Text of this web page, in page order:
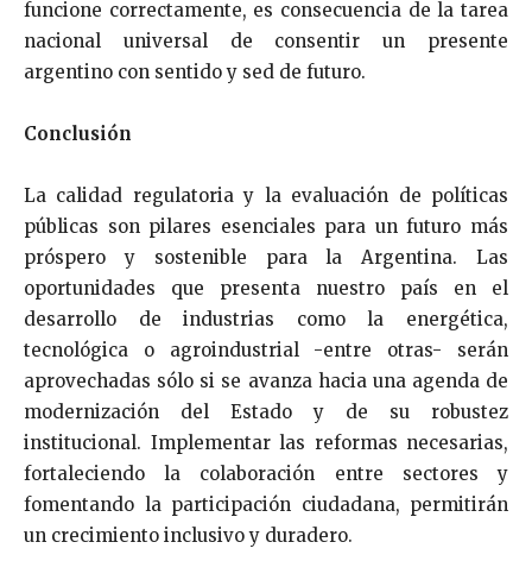
funcione correctamente, es consecuencia de la tarea
nacional universal de consentir un presente
argentino con sentido y sed de futuro.
Conclusión
La calidad regulatoria y la evaluación de políticas
públicas son pilares esenciales para un futuro más
próspero y sostenible para la Argentina. Las
oportunidades que presenta nuestro país en el
desarrollo de industrias como la energética,
tecnológica o agroindustrial -entre otras- serán
aprovechadas sólo si se avanza hacia una agenda de
modernización del Estado y de su robustez
institucional. Implementar las reformas necesarias,
fortaleciendo la colaboración entre sectores y
fomentando la participación ciudadana, permitirán
un crecimiento inclusivo y duradero.